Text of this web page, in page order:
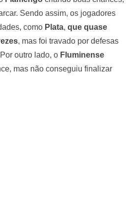
Sendo assim, os jogadores
como Plata, que quase
, mas foi travado por defesas
outro lado, o Fluminense
mas não conseguiu finalizar